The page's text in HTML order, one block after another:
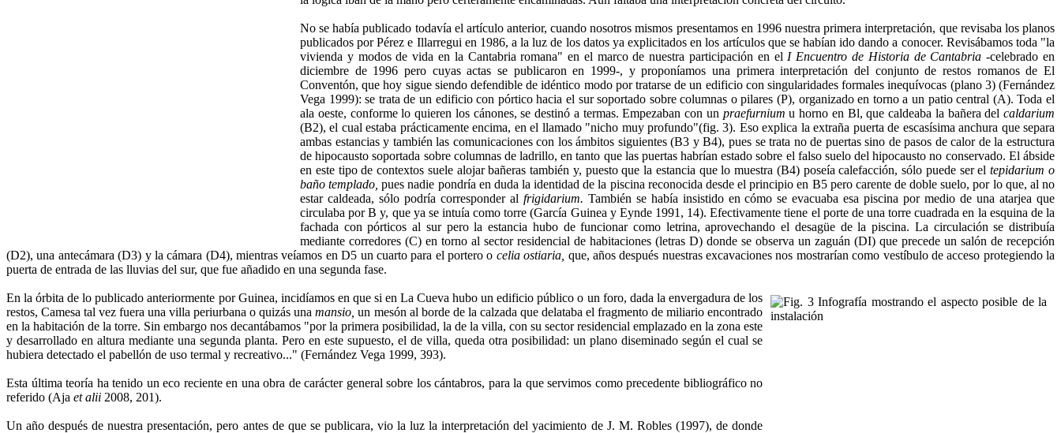
No se había publicado todavía el artículo an­terior, cuando nosotros mismos presentamos en 1996 nuestra primera interpretación, que revisa­ba los planos
publicados por Pérez e Illarregui en 1986, a la luz de los datos ya explicitados en los artículos que se habían ido dando a conocer. Revi­sábamos toda "la
vivienda y modos de vida en la Cantabria romana" en el marco de nuestra partici­pación en el I Encuentro de Historia de Cantabria-celebrado en
diciembre de 1996 pero cuyas actas se publicaron en 1999-, y proponíamos una primera interpretación del conjunto de restos romanos de El
Conventón, que hoy sigue siendo defendi­ble de idéntico modo por tratarse de un edificio con singularidades formales inequívocas (plano 3) (Fernández
Vega 1999): se trata de un edificio con pórtico hacia el sur soportado sobre columnas o pilares (P), organizado en torno a un patio cen­tral (A). Toda el
ala oeste, conforme lo quieren los cánones, se destinó a termas. Empezaban con un praefurnium u horno en Bl, que caldeaba la bañe­ra del caldarium
(B2), el cual estaba prácticamente encima, en el llamado "nicho muy profundo"(fig. 3). Eso explica la extraña puerta de escasísima an­chura que separa
ambas estancias y también las comunicaciones con los ámbitos siguientes (B3 y B4), pues se trata no de puertas sino de pasos de calor de la estructura
de hipocausto soportada so­bre columnas de ladrillo, en tanto que las puertas habrían estado sobre el falso suelo del hipocausto no conservado. El ábside
en este tipo de contex­tos suele alojar bañeras también y, puesto que la estancia que lo muestra (B4) poseía calefacción, sólo puede ser el tepidarium o
baño templado, pues nadie pondría en duda la identidad de la piscina reconocida desde el principio en B5 pero carente de doble suelo, por lo que, al no
estar caldeada, sólo podría corresponder al frigidarium. También se había insistido en cómo se evacuaba esa piscina por medio de una atarjea que
circulaba por B y, que ya se intuía como torre (García Guinea y Eynde 1991, 14). Efectivamente tiene el porte de una torre cuadrada en la esquina de la
fachada con pórticos al sur pero la estancia hubo de funcionar como letrina, aprovechando el desagüe de la piscina. La circulación se distribuía
mediante corredores (C) en torno al sector residencial de habitaciones (letras D) donde se observa un zaguán (DI) que precede un salón de recepción
(D2), una antecámara (D3) y la cámara (D4), mientras veíamos en D5 un cuarto para el portero o celia ostiaria, que, años después nuestras excavaciones nos mostrarían como vestíbulo de acceso protegiendo la
puerta de entrada de las lluvias del sur, que fue añadido en una segunda fase.
En la órbita de lo publicado anteriormente por Guinea, incidíamos en que si en La Cueva hubo un edificio público o un foro, dada la envergadura de los
restos, Camesa tal vez fuera una villa periurbana o quizás una mansio, un mesón al borde de la calzada que delataba el fragmento de miliario encontrado
en la habitación de la torre. Sin embargo nos decantábamos "por la primera posibilidad, la de la villa, con su sector residencial emplazado en la zona este
y desarrollado en altura mediante una segunda planta. Pero en este supuesto, el de villa, queda otra posibilidad: un plano diseminado según el cual se
hubiera detectado el pabellón de uso termal y recreativo..." (Fernández Vega 1999, 393).
Esta última teoría ha tenido un eco reciente en una obra de carácter general sobre los cántabros, para la que servimos como precedente bibliográfico no
referido (Aja et alii 2008, 201).
Un año después de nuestra presentación, pero antes de que se publicara, vio la luz la interpretación del yacimiento de J. M. Robles (1997), de donde